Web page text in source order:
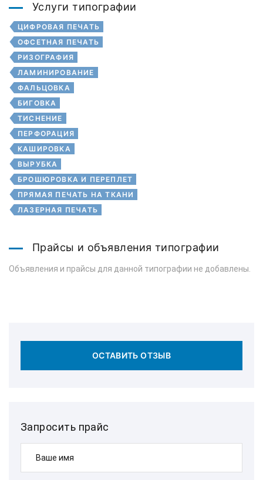
Услуги типографии
ЦИФРОВАЯ ПЕЧАТЬ
ОФСЕТНАЯ ПЕЧАТЬ
РИЗОГРАФИЯ
ЛАМИНИРОВАНИЕ
ФАЛЬЦОВКА
БИГОВКА
ТИСНЕНИЕ
ПЕРФОРАЦИЯ
КАШИРОВКА
ВЫРУБКА
БРОШЮРОВКА И ПЕРЕПЛЕТ
ПРЯМАЯ ПЕЧАТЬ НА ТКАНИ
ЛАЗЕРНАЯ ПЕЧАТЬ
Прайсы и объявления типографии
Объявления и прайсы для данной типографии не добавлены.
ОСТАВИТЬ ОТЗЫВ
Запросить прайс
Ваше имя